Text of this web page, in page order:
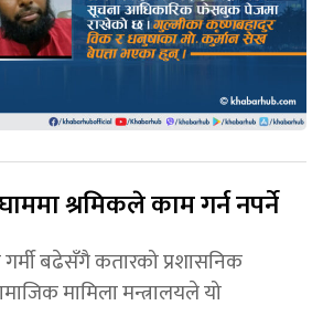
श्रमिकले काम गर्न नपर्ने
गर्मी बढेसँगै कतारको प्रशासनिक
मामिला मन्त्रालयले यो